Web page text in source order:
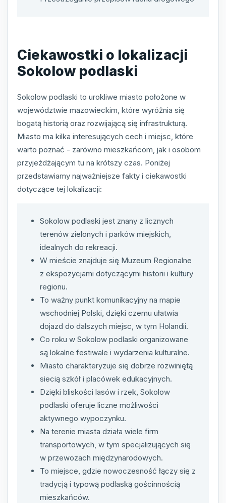
Ciekawostki o lokalizacji
Sokolow podlaski
Sokolow podlaski to urokliwe miasto położone w
województwie mazowieckim, które wyróżnia się
bogatą historią oraz rozwijającą się infrastrukturą.
Miasto ma kilka interesujących cech i miejsc, które
warto poznać - zarówno mieszkańcom, jak i osobom
przyjeżdżającym tu na krótszy czas. Poniżej
przedstawiamy najważniejsze fakty i ciekawostki
dotyczące tej lokalizacji:
Sokolow podlaski jest znany z licznych
terenów zielonych i parków miejskich,
idealnych do rekreacji.
W mieście znajduje się Muzeum Regionalne
z ekspozycjami dotyczącymi historii i kultury
regionu.
To ważny punkt komunikacyjny na mapie
wschodniej Polski, dzięki czemu ułatwia
dojazd do dalszych miejsc, w tym Holandii.
Co roku w Sokolow podlaski organizowane
są lokalne festiwale i wydarzenia kulturalne.
Miasto charakteryzuje się dobrze rozwiniętą
siecią szkół i placówek edukacyjnych.
Dzięki bliskości lasów i rzek, Sokolow
podlaski oferuje liczne możliwości
aktywnego wypoczynku.
Na terenie miasta działa wiele firm
transportowych, w tym specjalizujących się
w przewozach międzynarodowych.
To miejsce, gdzie nowoczesność łączy się z
tradycją i typową podlaską gościnnością
mieszkańców.